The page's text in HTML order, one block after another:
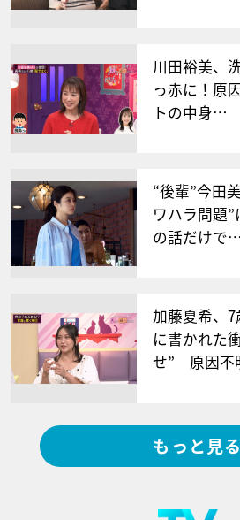
川田裕美、
っ赤に！原
トの中身…
“後輩”今田
ワハラ問題
の話だけで…
加藤夏希、
に書かれた
せ” 原因
もっと見る